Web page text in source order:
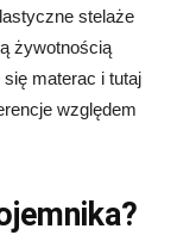
stelaże
żywotnością
materac i tutaj
względem